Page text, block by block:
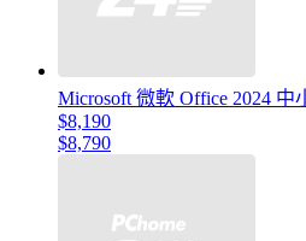
Microsoft 微軟 Office 2024 中
$8,190
$8,790